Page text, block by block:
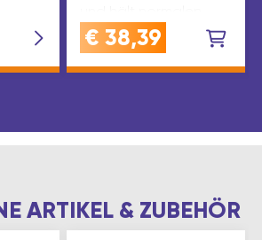
Beanspruchungen
standAUSFÜHRUNG:
€ 38,39
ARTIKEL & ZUBEHÖR